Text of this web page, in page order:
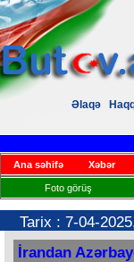
Əlaqə
Ana səhifə Xəbər
Foto görüş
Tarix : 7-04-
İrandan